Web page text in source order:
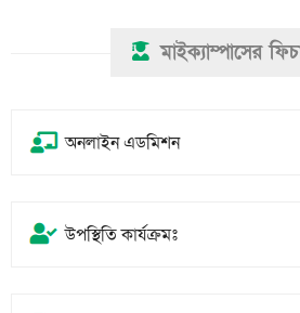
মাইক্যাম্পাসের
অনলাইন এডমিশন
উপস্থিতি কার্যক্রমঃ